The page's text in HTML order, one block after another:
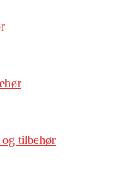
tilbehør